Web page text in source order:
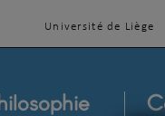
Université de Liège